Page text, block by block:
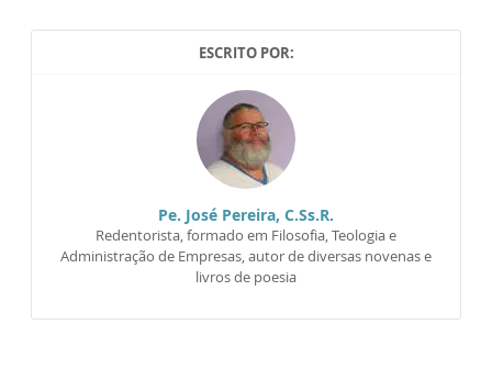
ESCRITO POR:
Pe. José Pereira, C.Ss.R.
Redentorista, formado em Filosofia, Teologia e
Administração de Empresas, autor de diversas novenas e
livros de poesia